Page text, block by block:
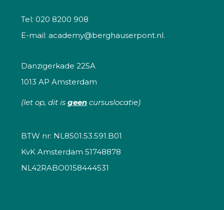
Tel: 020 8200 908
E-mail: academy@berghauserpont.nl.
Danzigerkade 225A
1013 AP Amsterdam
(let op, dit is geen cursuslocatie)
BTW nr: NL8501.53.591.B01
KvK Amsterdam 51748878
NL42RABO0158444531